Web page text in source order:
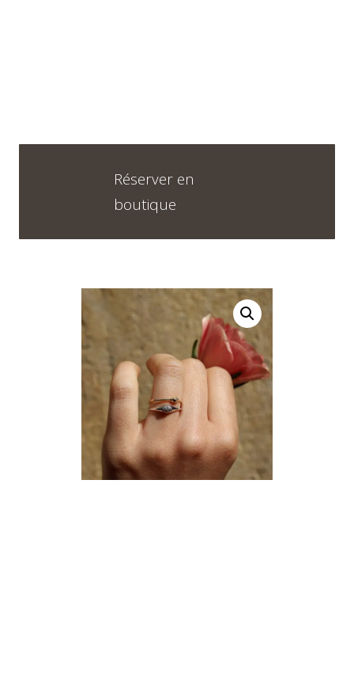
DU LUNDI AU VENDREDI
09h00 – 17h00
Neuchâtel :+41 32 724 71 24
Chaux-de-Fonds : +41 32 968 13 28
Réserver en
boutique